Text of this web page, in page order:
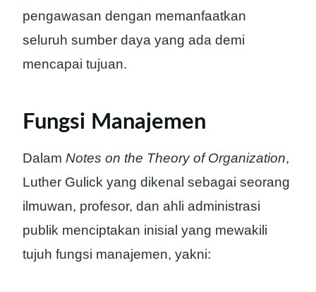
pengawasan dengan memanfaatkan
seluruh sumber daya yang ada demi
mencapai tujuan.
Fungsi Manajemen
Dalam Notes on the Theory of Organization,
Luther Gulick yang dikenal sebagai seorang
ilmuwan, profesor, dan ahli administrasi
publik menciptakan inisial yang mewakili
tujuh fungsi manajemen, yakni: